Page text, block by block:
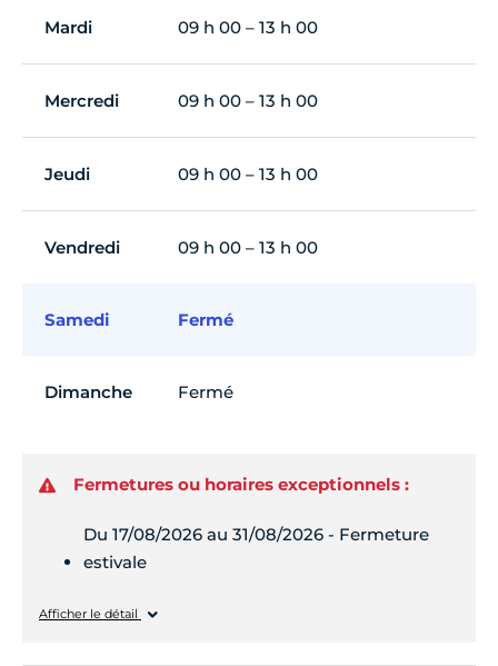
Mardi 09 h 00 – 13 h 00
Mercredi 09 h 00 – 13 h 00
Jeudi 09 h 00 – 13 h 00
Vendredi 09 h 00 – 13 h 00
Samedi Fermé
Dimanche Fermé
Fermetures ou horaires exceptionnels :
Du 17/08/2026 au 31/08/2026 - Fermeture
estivale
Lundi
Afficher le détail